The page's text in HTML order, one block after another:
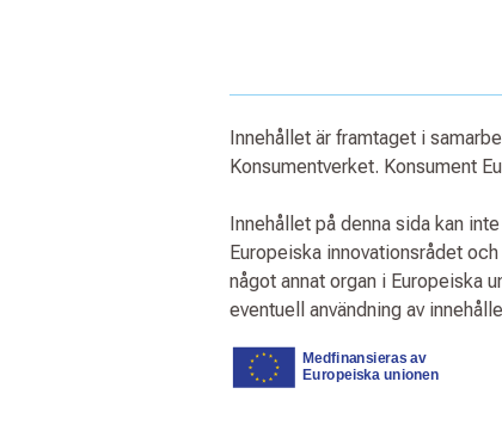
Innehållet är framtaget i
Konsumentverket. Konsument
Innehållet på denna sida kan
Europeiska innovationsrådet
något annat organ i Europeiska
eventuell användning av